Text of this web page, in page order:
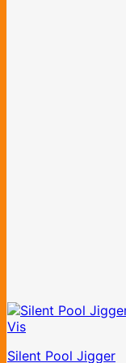
Vis
Silent Pool Jigger